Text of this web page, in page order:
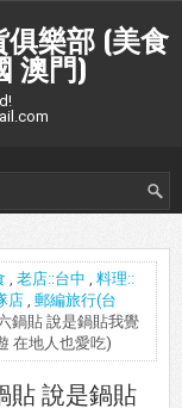
樂部 (美食
澳門)
, 老店::台中 , 料理::
店 , 郵編旅行(台
鍋貼 說是鍋貼我覺
在地人也愛吃)
貼 說是鍋貼